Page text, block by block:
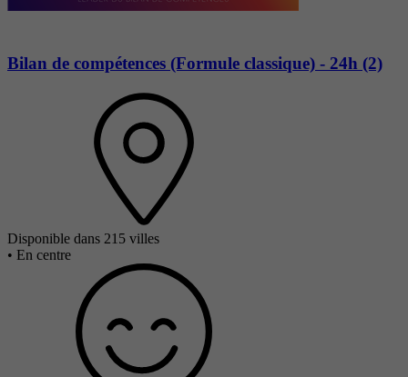
Bilan de compétences (Formule classique) - 24h (2)
Disponible dans 215 villes
• En centre